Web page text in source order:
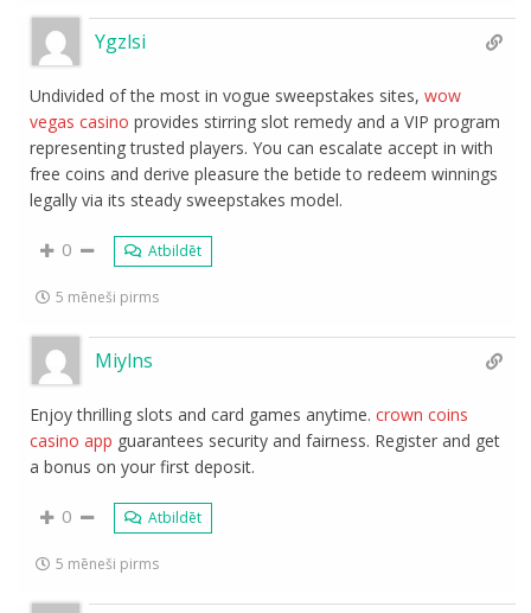
Ygzlsi
Undivided of the most in vogue sweepstakes sites,wow
vegas casino provides stirring slot remedy and a VIP program
representing trusted players. You can escalate accept in with
free coins and derive pleasure the betide to redeem winnings
legally via its steady sweepstakes model.
0 Atbildēt
5 mēneši pirms
Miylns
Enjoy thrilling slots and card games anytime.crown coins
casino app guarantees security and fairness. Register and get
a bonus on your first deposit.
0 Atbildēt
5 mēneši pirms